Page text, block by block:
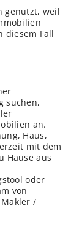
genutzt, weil
diesem Fall
suchen,
an.
Haus,
mit dem
Hause aus
oder
von
/